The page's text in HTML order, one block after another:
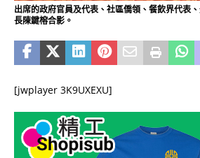
出席的政府官員及代表、社區僑領、餐飲界代表
長陳鍵榕合影。
[jwplayer 3K9UXEXU]